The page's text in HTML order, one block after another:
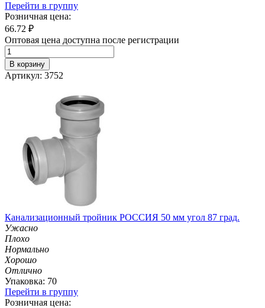
Перейти в группу
Розничная цена:
66.72 ₽
Оптовая цена доступна после регистрации
В корзину
Артикул: 3752
Канализационный тройник РОССИЯ 50 мм угол 87 град.
Ужасно
Плохо
Нормально
Хорошо
Отлично
Упаковка: 70
Перейти в группу
Розничная цена: